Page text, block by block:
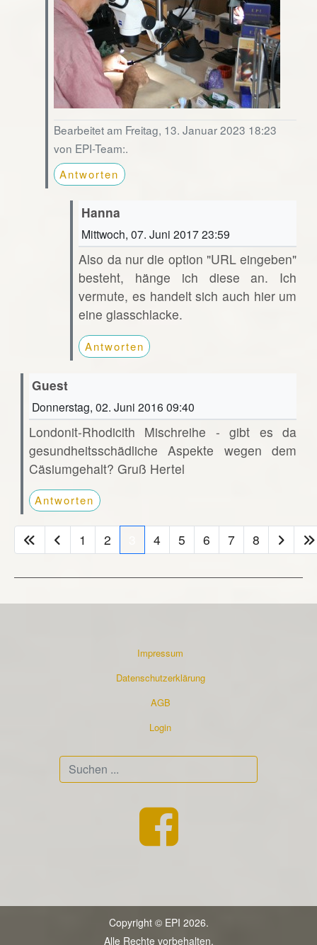
Bearbeitet am Freitag, 13. Januar 2023 18:23
von EPI-Team:.
Antworten
Hanna
Mittwoch, 07. Juni 2017 23:59
Also da nur die option "URL eingeben"
besteht, hänge ich diese an. Ich
vermute, es handelt sich auch hier um
eine glasschlacke.
Antworten
Guest
Donnerstag, 02. Juni 2016 09:40
Londonit-Rhodicith Mischreihe - gibt es da
gesundheitsschädliche Aspekte wegen dem
Cäsiumgehalt? Gruß Hertel
Antworten
1 2 4 5 6 7 8
Impressum
Datenschutzerklärung
AGB
Login
Copyright © EPI 2026.
Alle Rechte vorbehalten.